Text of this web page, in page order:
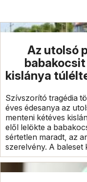
Az utolsó
kislánya
Szívszorító tragédia
éves édesanya az
menteni kétéves
elől lelökte a
sértetlen maradt, az
szerelvény. A baleset